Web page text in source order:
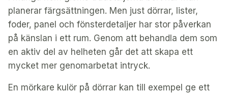
planerar färgsättningen. Men just dörrar, lister,
foder, panel och fönsterdetaljer har stor påverkan
på känslan i ett rum. Genom att behandla dem som
en aktiv del av helheten går det att skapa ett
mycket mer genomarbetat intryck.
En mörkare kulör på dörrar kan till exempel ge ett